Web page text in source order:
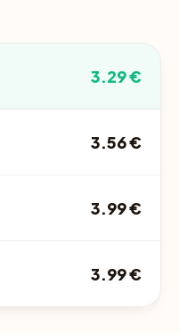
3.29 €
3.56 €
3.99 €
3.99 €